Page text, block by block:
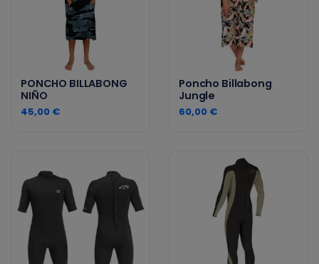
PONCHO BILLABONG
NIÑO
45,00 €
Poncho Billabong
Jungle
60,00 €